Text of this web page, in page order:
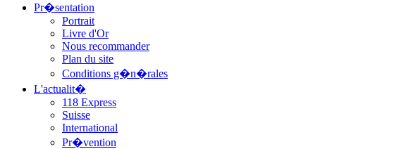
Pr�sentation
Portrait
Livre d'Or
Nous recommander
Plan du site
Conditions g�n�rales
L'actualit�
118 Express
Suisse
International
Pr�vention